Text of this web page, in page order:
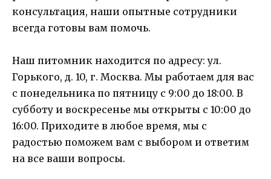
консультация, наши опытные сотрудники
всегда готовы вам помочь.
Наш питомник находится по адресу: ул.
Горького, д. 10, г. Москва. Мы работаем для вас
с понедельника по пятницу с 9:00 до 18:00. В
субботу и воскресенье мы открыты с 10:00 до
16:00. Приходите в любое время, мы с
радостью поможем вам с выбором и ответим
на все ваши вопросы.